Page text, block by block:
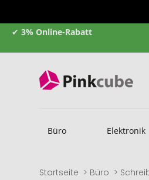
✔ 3% Online-Rabatt
Büro Elektronik
Startseite Büro